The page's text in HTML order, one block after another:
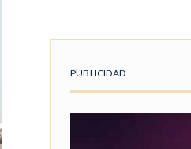
PUBLICIDAD